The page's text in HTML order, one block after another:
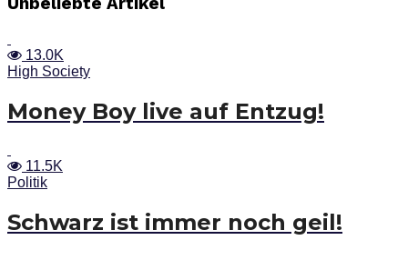
13.0K
High Society
Money Boy live auf Entzug!
11.5K
Politik
Schwarz ist immer noch geil!